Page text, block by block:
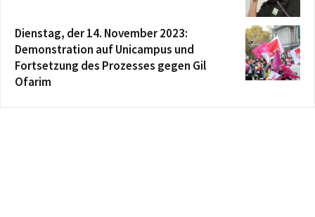
Dienstag, der 14. November 2023:
Demonstration auf Unicampus und
Fortsetzung des Prozesses gegen Gil
Ofarim